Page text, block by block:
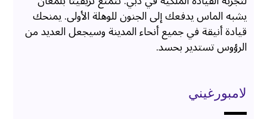
يشبه الماس يدفعك إلى الجنون للوهلة الأولى. يمنحك
قيادة أنيقة في جميع أنحاء المدينة وسيجعل العديد من
الرؤوس تستدير بحسد.
لامبورغيني